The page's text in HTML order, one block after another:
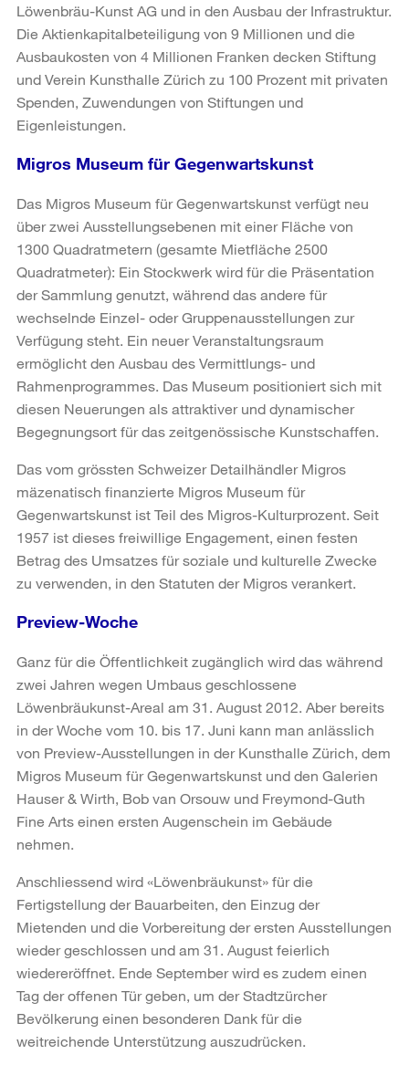
Löwenbräu-Kunst AG und in den Ausbau der Infrastruktur.
Die Aktienkapitalbeteiligung von 9 Millionen und die
Ausbaukosten von 4 Millionen Franken decken Stiftung
und Verein Kunsthalle Zürich zu 100 Prozent mit privaten
Spenden, Zuwendungen von Stiftungen und
Eigenleistungen.
Migros Museum für Gegenwartskunst
Das Migros Museum für Gegenwartskunst verfügt neu
über zwei Ausstellungsebenen mit einer Fläche von
1300 Quadratmetern (gesamte Mietfläche 2500
Quadratmeter): Ein Stockwerk wird für die Präsentation
der Sammlung genutzt, während das andere für
wechselnde Einzel- oder Gruppenausstellungen zur
Verfügung steht. Ein neuer Veranstaltungsraum
ermöglicht den Ausbau des Vermittlungs- und
Rahmenprogrammes. Das Museum positioniert sich mit
diesen Neuerungen als attraktiver und dynamischer
Begegnungsort für das zeitgenössische Kunstschaffen.
Das vom grössten Schweizer Detailhändler Migros
mäzenatisch finanzierte Migros Museum für
Gegenwartskunst ist Teil des Migros-Kulturprozent. Seit
1957 ist dieses freiwillige Engagement, einen festen
Betrag des Umsatzes für soziale und kulturelle Zwecke
zu verwenden, in den Statuten der Migros verankert.
Preview-Woche
Ganz für die Öffentlichkeit zugänglich wird das während
zwei Jahren wegen Umbaus geschlossene
Löwenbräukunst-Areal am 31. August 2012. Aber bereits
in der Woche vom 10. bis 17. Juni kann man anlässlich
von Preview-Ausstellungen in der Kunsthalle Zürich, dem
Migros Museum für Gegenwartskunst und den Galerien
Hauser & Wirth, Bob van Orsouw und Freymond-Guth
Fine Arts einen ersten Augenschein im Gebäude
nehmen.
Anschliessend wird «Löwenbräukunst» für die
Fertigstellung der Bauarbeiten, den Einzug der
Mietenden und die Vorbereitung der ersten Ausstellungen
wieder geschlossen und am 31. August feierlich
wiedereröffnet. Ende September wird es zudem einen
Tag der offenen Tür geben, um der Stadtzürcher
Bevölkerung einen besonderen Dank für die
weitreichende Unterstützung auszudrücken.